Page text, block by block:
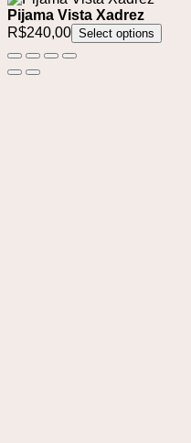
Pijama Vista Xadrez
R$240,00 Select options